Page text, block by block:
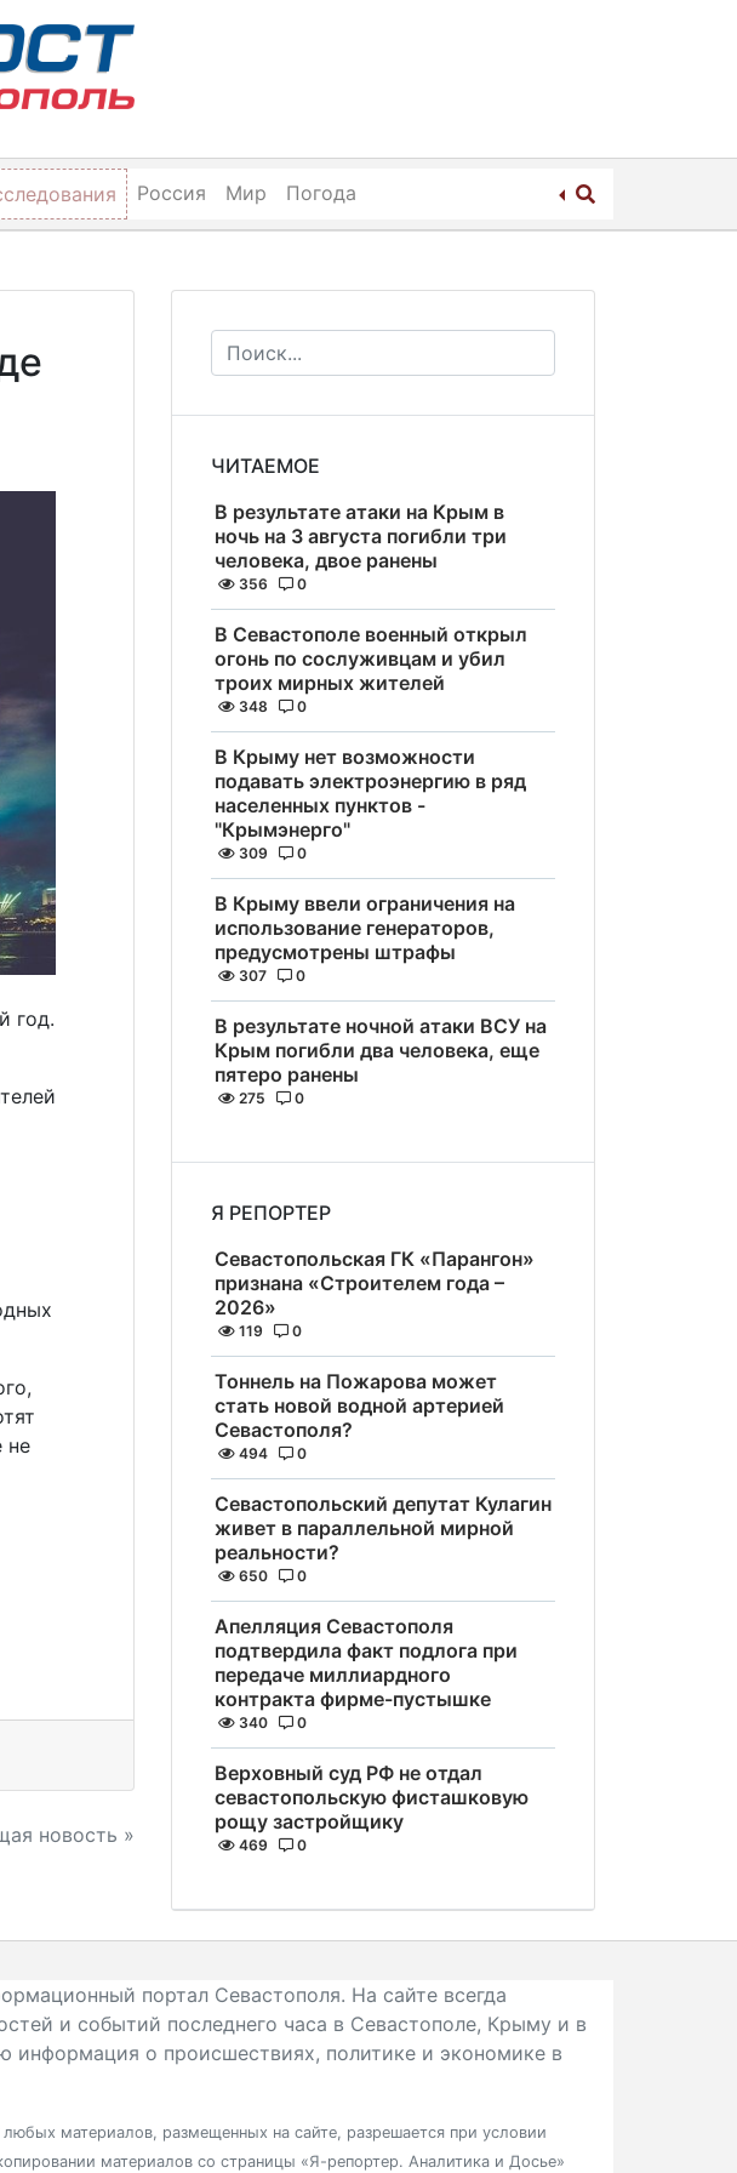
Россия Мир Погода
год.
не
новость »
ЧИТАЕМОЕ
В результате атаки на Крым в
ночь на 3 августа погибли три
человека, двое ранены
356 0
В Севастополе военный открыл
огонь по сослуживцам и убил
троих мирных жителей
348 0
В Крыму нет возможности
подавать электроэнергию в ряд
населенных пунктов -
"Крымэнерго"
309 0
В Крыму ввели ограничения на
использование генераторов,
предусмотрены штрафы
307 0
В результате ночной атаки ВСУ на
Крым погибли два человека, еще
пятеро ранены
275 0
Я РЕПОРТЕР
Севастопольская ГК «Парангон»
признана «Строителем года –
2026»
119 0
Тоннель на Пожарова может
стать новой водной артерией
Севастополя?
494 0
Севастопольский депутат Кулагин
живет в параллельной мирной
реальности?
650 0
Апелляция Севастополя
подтвердила факт подлога при
передаче миллиардного
контракта фирме-пустышке
340 0
Верховный суд РФ не отдал
севастопольскую фисташковую
рощу застройщику
469 0
портал Севастополя. На сайте всегда
и событий последнего часа в Севастополе, Крыму и в
информация о происшествиях, политике и экономике в
материалов, размещенных на сайте, разрешается при условии
материалов со страницы «Я-репортер. Аналитика и Досье»